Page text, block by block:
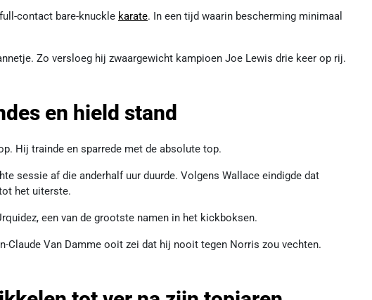
contact bare-knuckle karate. In een tijd waarin bescherming minimaal
Zo versloeg hij zwaargewicht kampioen Joe Lewis drie keer op rij.
en hield stand
Hij trainde en sparrede met de absolute top.
sessie af die anderhalf uur duurde. Volgens Wallace eindigde dat
het uiterste.
een van de grootste namen in het kickboksen.
Claude Van Damme ooit zei dat hij nooit tegen Norris zou vechten.